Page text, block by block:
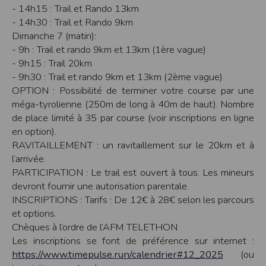
- 14h15 : Trail et Rando 13km
- 14h30 : Trail et Rando 9km
Dimanche 7 (matin):
- 9h : Trail et rando 9km et 13km (1ère vague)
- 9h15 : Trail 20km
- 9h30 : Trail et rando 9km et 13km (2ème vague)
OPTION : Possibilité de terminer votre course par une
méga-tyrolienne (250m de long à 40m de haut). Nombre
de place limité à 35 par course (voir inscriptions en ligne
en option).
RAVITAILLEMENT : un ravitaillement sur le 20km et à
l’arrivée.
PARTICIPATION : Le trail est ouvert à tous. Les mineurs
devront fournir une autorisation parentale.
INSCRIPTIONS : Tarifs : De 12€ à 28€ selon les parcours
et options.
Chèques à l’ordre de l’AFM TELETHON
Les inscriptions se font de préférence sur internet :
https://www.timepulse.run/calendrier#12_2025 (ou
Sécurisation des données
Les données sont hébergées par l'hébergeur suivant
:https://www.ovh.com/fr/protection-donnees-personnelles/gdpr.xml
Toutes les communications entre votre navigateur et nos serveurs utilisent le
protocole HTTPS qui crypte les données avant qu’elles ne transitent sur le
réseau. Par ailleurs, les mots de passe ne sont pas stockés en clair dans notre
base de données mais sont cryptés en utilisant les dernières technologies de
sécurisation des mots de passe. Enfin, les communications entre nos différents
serveurs se font sur un réseau privé qui n’est pas accessible depuis l’extérieur.
Paramétrer votre navigateur internet
Vous pouvez à tout moment choisir de désactiver les cookies sur votre ordinateur.
Notez cependant que votre expérience sur notre site peut en être affectée comme
par exemple et sans être exhaustif, la perte de votre session membre lorsque
vous changez de page, l'impossibilité d'accéder à certaines pages ou encore la
perte de vos préférences sur certaines pages.
Afin de gérer les cookies au plus près de vos attentes nous vous invitons à
paramétrer votre navigateur en tenant compte de la finalité des cookies.
Internet Explorer
Dans Internet Explorer, cliquez sur le bouton
Sous l'ongletGénéral
Cliquez sur le boutonAfficher les fichiers.
Firefox
Allez dans l'ongletOutils du navigateurpuis sélectionnez le menuOptions
Dans la fenêtre qui s'affiche, choisissez